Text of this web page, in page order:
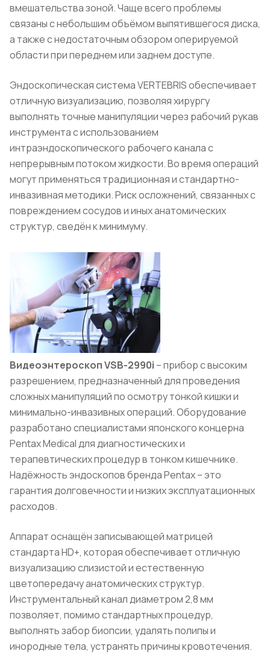
вмешательства зоной. Чаще всего проблемы
связаны с небольшим объёмом выпятившегося диска,
а также с недостаточным обзором оперируемой
области при переднем или заднем доступе.
Эндоскопическая система VERTEBRIS обеспечивает
отличную визуализацию, позволяя хирургу
выполнять точные манипуляции через рабочий рукав
инструмента с использованием
интраэндоскопического рабочего канала с
непрерывным потоком жидкости. Во время операций
могут применяться традиционная и стандартно-
инвазивная методики. Риск осложнений, связанных с
повреждением сосудов и иных анатомических
структур, сведён к минимуму.
Видеоэнтероскоп VSB-2990i – прибор с высоким
разрешением, предназначенный для проведения
сложных манипуляций по осмотру тонкой кишки и
минимально-инвазивных операций. Оборудование
разработано специалистами японского концерна
Pentax Medical для диагностических и
терапевтических процедур в тонком кишечнике.
Надёжность эндоскопов бренда Pentax – это
гарантия долговечности и низких эксплуатационных
расходов.
Аппарат оснащён записывающей матрицей
стандарта HD+, которая обеспечивает отличную
визуализацию слизистой и естественную
цветопередачу анатомических структур.
Инструментальный канал диаметром 2,8 мм
позволяет, помимо стандартных процедур,
выполнять забор биопсии, удалять полипы и
инородные тела, устранять причины кровотечения.